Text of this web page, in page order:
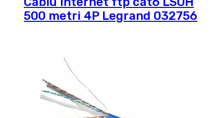
500 metri 4P Legrand 032756